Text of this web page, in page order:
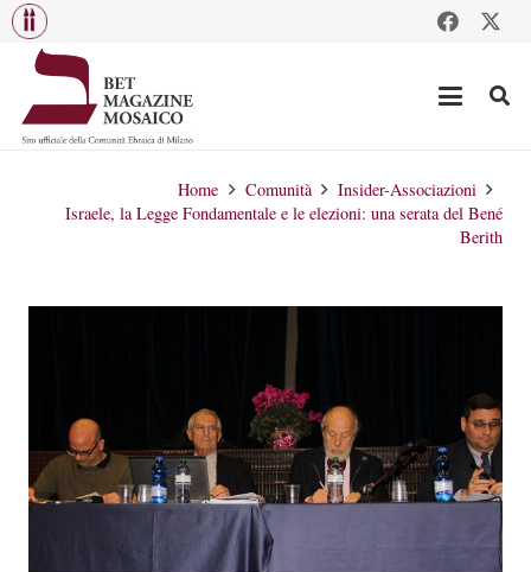
Home Comunità
Insider-Associazioni
Israele, la Legge Fondamentale e le elezioni: una serata del Bené
Berith